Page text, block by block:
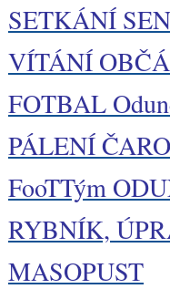
SETKÁNÍ
VÍTÁNÍ
FOTBAL
PÁLENÍ
FooTTým
RYBNÍK,
MASOPUST